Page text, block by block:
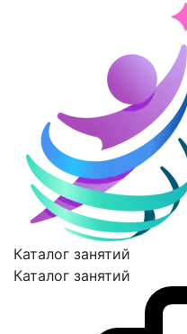
Каталог занятий
Каталог занятий